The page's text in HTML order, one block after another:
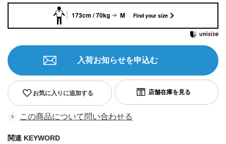
お気に入りに追加する
入荷お知らせを申込む
この商品について問い合わせる
関連 KEYWORD
173cm / 70kg M Find your size